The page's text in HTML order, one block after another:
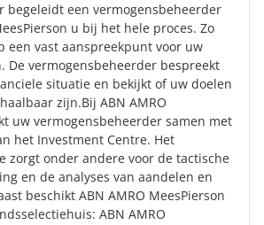
begeleidt een vermogensbeheerder
u bij het hele proces. Zo
een vast aanspreekpunt voor uw
De vermogensbeheerder bespreekt
situatie en bekijkt of uw doelen
zijn.Bij ABN AMRO
uw vermogensbeheerder samen met
het Investment Centre. Het
zorgt onder andere voor de tactische
en de analyses van aandelen en
beschikt ABN AMRO MeesPierson
ABN AMRO